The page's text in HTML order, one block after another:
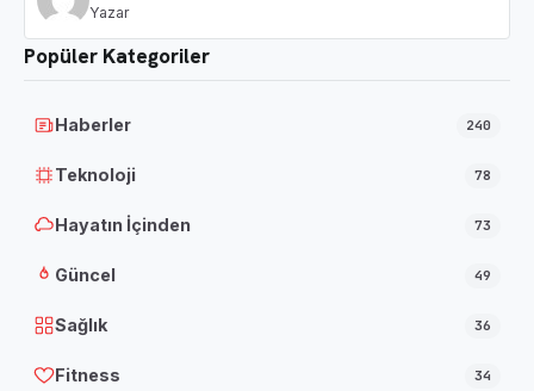
Yazar
Popüler Kategoriler
Haberler 240
Teknoloji 78
Hayatın İçinden 73
Güncel 49
Sağlık 36
Fitness 34